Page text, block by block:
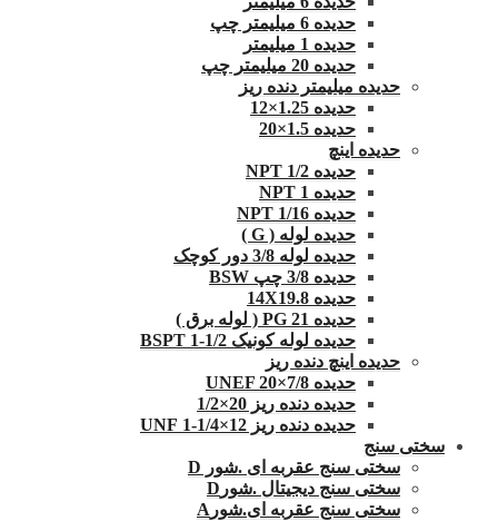
حدیده 6 میلیمتر چپ
حدیده 1 میلیمتر
حدیده 20 میلیمتر چپ
حدیده میلیمتر دنده ریز
حدیده 1.25×12
حدیده 1.5×20
حدیده اینچ
حدیده 1/2 NPT
حدیده NPT 1
حدیده 1/16 NPT
حدیده لوله ( G )
حدیده لوله 3/8 دور کوچک
حدیده 3/8 چپ BSW
حدیده 14X19.8
حدیده 21 PG ( لوله برق )
حدیده لوله کونیک 1/2-1 BSPT
حدیده اینچ دنده ریز
حدیده UNEF 20×7/8
حدیده دنده ریز 20×1/2
حدیده دنده ریز 12×1/4-1 UNF
سختی سنج
سختی سنج عقربه ای .شور D
سختی سنج دیجیتال .شورD
سختی سنج عقربه ای.شورA